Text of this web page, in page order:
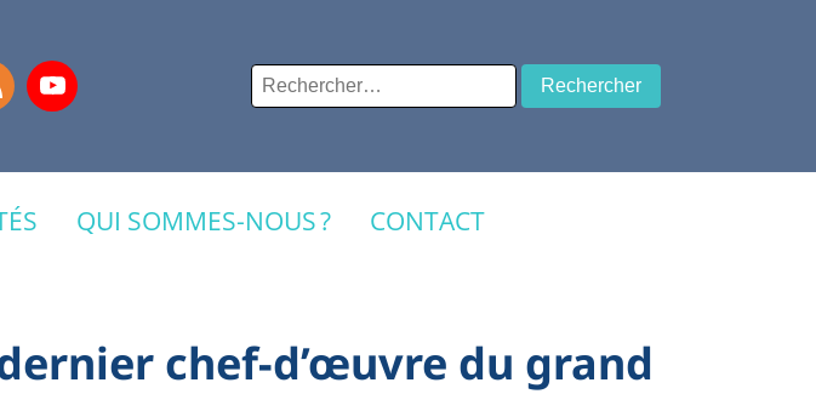
Rechercher :
QUI SOMMES-NOUS ? CONTACT
chef-d’œuvre du grand